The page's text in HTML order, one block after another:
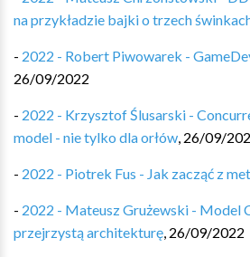
na przykładzie bajki o trzech
- 2022 - Robert Piwowarek -
26/09/2022
- 2022 - Krzysztof Ślusarski -
model - nie tylko dla orłów, 26/09/
- 2022 - Piotrek Fus - Jak zacząć z
- 2022 - Mateusz Grużewski - Model
przejrzystą architekturę, 26/09/2022